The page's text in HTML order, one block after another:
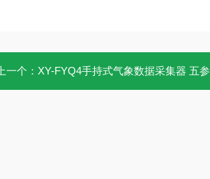
上一个： XY-FYQ4手持式气象数据采集器 五参数气象站